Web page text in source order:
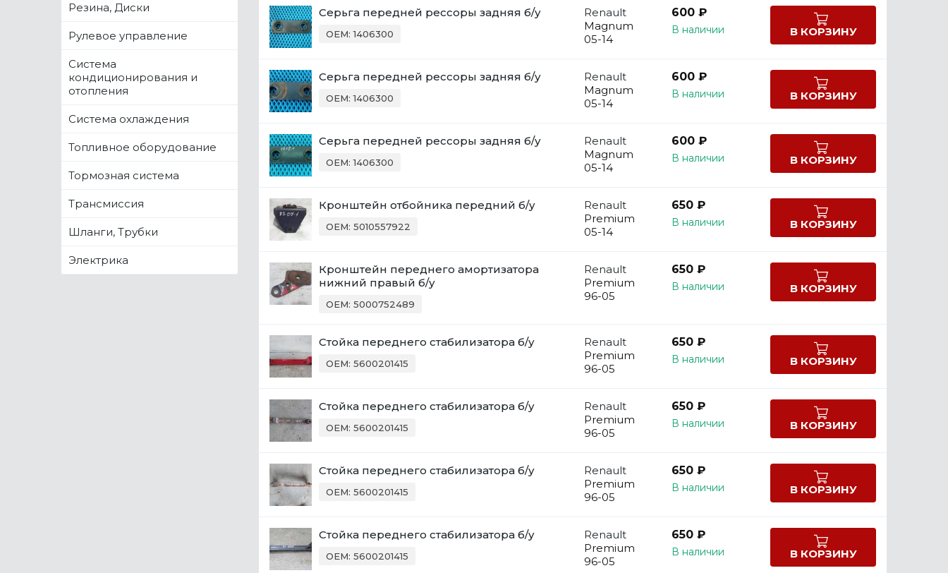
Резина, Диски
Рулевое управление
Система
кондиционирования и
отопления
Система охлаждения
Топливное оборудование
Тормозная система
Трансмиссия
Шланги, Трубки
Электрика
Серьга передней рессоры задняя б/у
OEM: 1406300
Renault
Magnum
05-14
600 ₽
В наличии В КОРЗИНУ
Серьга передней рессоры задняя б/у
OEM: 1406300
Renault
Magnum
05-14
600 ₽
В наличии В КОРЗИНУ
Серьга передней рессоры задняя б/у
OEM: 1406300
Renault
Magnum
05-14
600 ₽
В наличии В КОРЗИНУ
Кронштейн отбойника передний б/у
OEM: 5010557922
Renault
Premium
05-14
650 ₽
В наличии В КОРЗИНУ
Кронштейн переднего амортизатора
нижний правый б/у
OEM: 5000752489
Renault
Premium
96-05
650 ₽
В наличии В КОРЗИНУ
Стойка переднего стабилизатора б/у
OEM: 5600201415
Renault
Premium
96-05
650 ₽
В наличии В КОРЗИНУ
Стойка переднего стабилизатора б/у
OEM: 5600201415
Renault
Premium
96-05
650 ₽
В наличии В КОРЗИНУ
Стойка переднего стабилизатора б/у
OEM: 5600201415
Renault
Premium
96-05
650 ₽
В наличии В КОРЗИНУ
Стойка переднего стабилизатора б/у
OEM: 5600201415
Renault
Premium
96-05
650 ₽
В наличии В КОРЗИНУ